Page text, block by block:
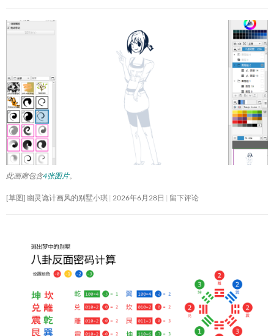
此画廊包含4张图片。
[草图] 幽灵诡计画风的别墅小琪 2026年6月28日 留下评论